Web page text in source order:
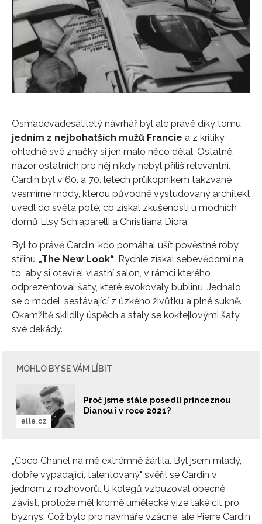
Osmadevadesátiletý návrhář byl ale právě díky tomu
jedním z nejbohatších mužů Francie a z kritiky
ohledně své značky si jen málo něco dělal. Ostatně,
názor ostatních pro něj nikdy nebyl příliš relevantní.
Cardin byl v 60. a 70. letech průkopníkem takzvané
vesmírné módy, kterou původně vystudovaný architekt
uvedl do světa poté, co získal zkušenosti u módních
domů Elsy Schiaparelli a Christiana Diora.
Byl to právě Cardin, kdo pomáhal ušít pověstné róby
střihu „The New Look“. Rychle získal sebevědomí na
to, aby si otevřel vlastní salon, v rámci kterého
odprezentoval šaty, které evokovaly bublinu. Jednalo
se o model, sestávající z úzkého živůtku a plné sukně.
Okamžitě sklidily úspěch a staly se koktejlovými šaty
své dekády.
MOHLO BY SE VÁM LÍBIT
Proč jsme stále posedlí princeznou
Dianou i v roce 2021?
elle.cz
„Coco Chanel na mě extrémně žárlila. Byl jsem mladý,
dobře vypadající, talentovaný," svěřil se Cardin v
jednom z rozhovorů. U kolegů vzbuzoval obecně
závist, protože měl kromě umělecké vize také cit pro
byznys. Což bylo pro návrháře vzácné, ale Pierre Cardin